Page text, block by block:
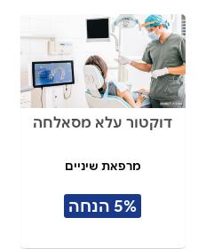
דוקטור עלא מסאלחה
מרפאת שיניים
5% הנחה